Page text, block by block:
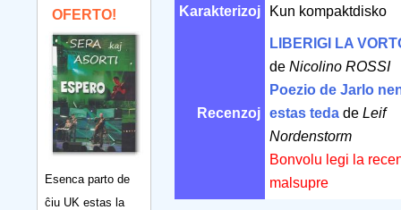
OFERTO!
Esenca parto de
ĉiu UK estas la
Karakterizoj Kun kompaktdisko
Recenzoj
LIBERIGI LA
de Nicolino ROSSI
Poezio de Jarlo
estas teda de Leif
Nordenstorm
Bonvolu legi la
malsupre